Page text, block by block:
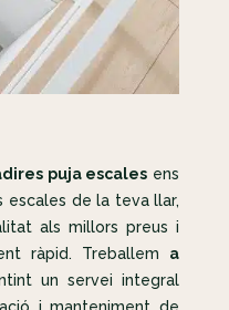
puja escales ens
escales de la teva llar,
als millors preus i
ràpid. Treballem a
un servei integral